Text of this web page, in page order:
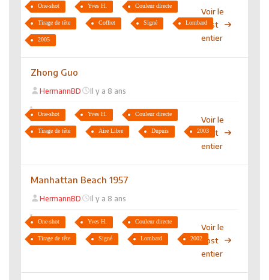
One-shot Yves H. Couleur directe
Tirage de tête Coffret Signé Lombard
2005
Voir le
post
entier
Zhong Guo
HermannBD Il y a 8 ans
One-shot Yves H. Couleur directe
Tirage de tête Aire Libre Dupuis 2003
Voir le
post
entier
Manhattan Beach 1957
HermannBD Il y a 8 ans
One-shot Yves H. Couleur directe
Tirage de tête Signé Lombard 2002
Voir le
post
entier